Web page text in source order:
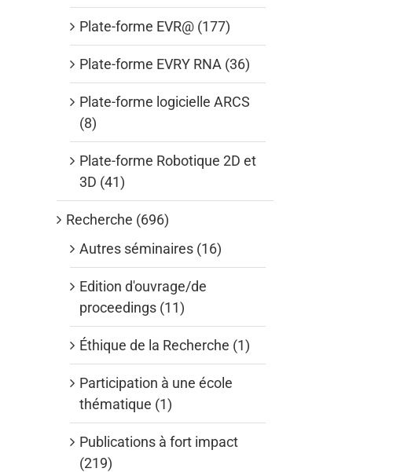
Plate-forme EVR@ (177)
Plate-forme EVRY RNA (36)
Plate-forme logicielle ARCS
(8)
Plate-forme Robotique 2D et
3D (41)
Recherche (696)
Autres séminaires (16)
Edition d'ouvrage/de
proceedings (11)
Éthique de la Recherche (1)
Participation à une école
thématique (1)
Publications à fort impact
(219)